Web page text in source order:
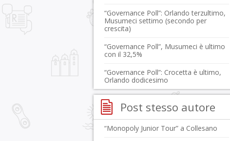
“Governance Poll”: Orlando terzultimo,
Musumeci settimo (secondo per
crescita)
“Governance Poll”, Musumeci è ultimo
con il 32,5%
“Governance Poll”: Crocetta è ultimo,
Orlando dodicesimo
Post stesso autore
“Monopoly Junior Tour” a Collesano